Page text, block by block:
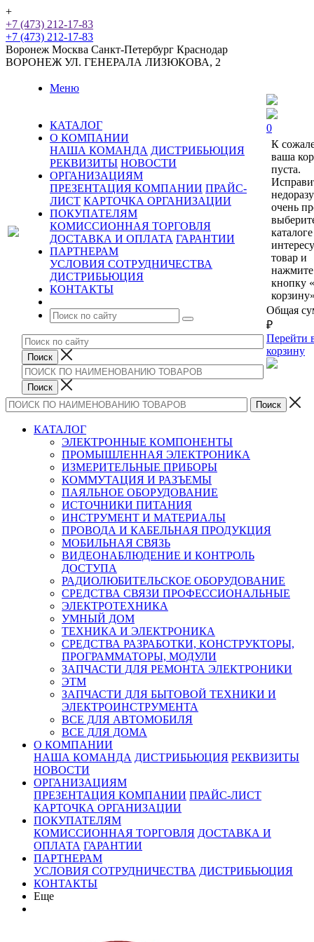
+
+7 (473) 212-17-83
+7 (473) 212-17-83
Воронеж Москва Санкт-Петербург Краснодар
ВОРОНЕЖ УЛ. ГЕНЕРАЛА ЛИЗЮКОВА, 2
Меню
КАТАЛОГ
О КОМПАНИИ
НАША КОМАНДА ДИСТРИБЬЮЦИЯ
РЕКВИЗИТЫ НОВОСТИ
ОРГАНИЗАЦИЯМ
ПРЕЗЕНТАЦИЯ КОМПАНИИ ПРАЙС-
ЛИСТ КАРТОЧКА ОРГАНИЗАЦИИ
ПОКУПАТЕЛЯМ
КОМИССИОННАЯ ТОРГОВЛЯ
ДОСТАВКА И ОПЛАТА ГАРАНТИИ
ПАРТНЕРАМ
УСЛОВИЯ СОТРУДНИЧЕСТВА
ДИСТРИБЬЮЦИЯ
КОНТАКТЫ
0
К
ваша
пуста.
очень
каталоге
товар и
нажмите
кнопку
Общая
₽
Перейти
корзину
КАТАЛОГ
ЭЛЕКТРОННЫЕ КОМПОНЕНТЫ
ПРОМЫШЛЕННАЯ ЭЛЕКТРОНИКА
ИЗМЕРИТЕЛЬНЫЕ ПРИБОРЫ
КОММУТАЦИЯ И РАЗЪЕМЫ
ПАЯЛЬНОЕ ОБОРУДОВАНИЕ
ИСТОЧНИКИ ПИТАНИЯ
ИНСТРУМЕНТ И МАТЕРИАЛЫ
ПРОВОДА И КАБЕЛЬНАЯ ПРОДУКЦИЯ
МОБИЛЬНАЯ СВЯЗЬ
ВИДЕОНАБЛЮДЕНИЕ И КОНТРОЛЬ
ДОСТУПА
РАДИОЛЮБИТЕЛЬСКОЕ ОБОРУДОВАНИЕ
СРЕДСТВА СВЯЗИ ПРОФЕССИОНАЛЬНЫЕ
ЭЛЕКТРОТЕХНИКА
УМНЫЙ ДОМ
ТЕХНИКА И ЭЛЕКТРОНИКА
СРЕДСТВА РАЗРАБОТКИ, КОНСТРУКТОРЫ,
ПРОГРАММАТОРЫ, МОДУЛИ
ЗАПЧАСТИ ДЛЯ РЕМОНТА ЭЛЕКТРОНИКИ
ЭТМ
ЗАПЧАСТИ ДЛЯ БЫТОВОЙ ТЕХНИКИ И
ЭЛЕКТРОИНСТРУМЕНТА
ВСЕ ДЛЯ АВТОМОБИЛЯ
ВСЕ ДЛЯ ДОМА
О КОМПАНИИ
НАША КОМАНДА ДИСТРИБЬЮЦИЯ РЕКВИЗИТЫ
НОВОСТИ
ОРГАНИЗАЦИЯМ
ПРЕЗЕНТАЦИЯ КОМПАНИИ ПРАЙС-ЛИСТ
КАРТОЧКА ОРГАНИЗАЦИИ
ПОКУПАТЕЛЯМ
КОМИССИОННАЯ ТОРГОВЛЯ ДОСТАВКА И
ОПЛАТА ГАРАНТИИ
ПАРТНЕРАМ
УСЛОВИЯ СОТРУДНИЧЕСТВА ДИСТРИБЬЮЦИЯ
КОНТАКТЫ
Еще